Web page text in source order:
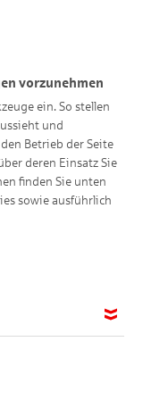
vorzunehmen
ein. So stellen
und
Betrieb der Seite
deren Einsatz Sie
finden Sie unten
sowie ausführlich